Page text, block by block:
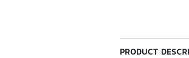
PRODUCT